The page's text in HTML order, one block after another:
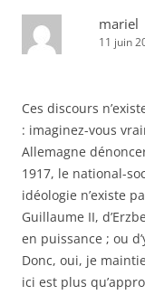
mariel
11 juin
Ces discours
: imaginez-vous
Allemagne
1917, le national-
idéologie n’existe
Guillaume II,
en puissance ; ou
Donc, oui, je
ici est plus